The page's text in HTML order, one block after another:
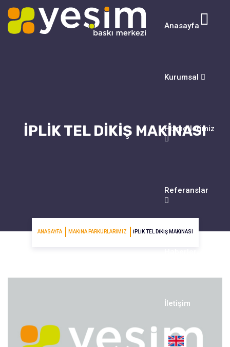
Anasayfa
Kurumsal
Hizmetlerimiz
Referanslar
İletişim
İPLIK TEL DIKIŞ MAKINASI
ANASAYFA MAKINA PARKURLARIMIZ İPLIK TEL DIKIŞ MAKINASI